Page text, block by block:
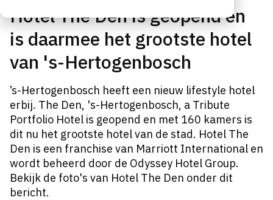
Hotel The Den is geopend en
is daarmee het grootste hotel
van 's-Hertogenbosch
’s-Hertogenbosch heeft een nieuw lifestyle hotel
erbij. The Den, 's-Hertogenbosch, a Tribute
Portfolio Hotel is geopend en met 160 kamers is
dit nu het grootste hotel van de stad. Hotel The
Den is een franchise van Marriott International en
wordt beheerd door de Odyssey Hotel Group.
Bekijk de foto's van Hotel The Den onder dit
bericht.